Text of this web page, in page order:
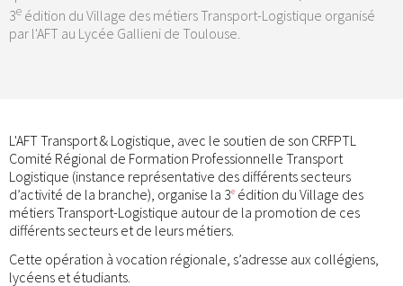
3e édition du Village des métiers Transport-Logistique organisé
par l'AFT au Lycée Gallieni de Toulouse.
L'AFT Transport & Logistique, avec le soutien de son CRFPTL
Comité Régional de Formation Professionnelle Transport
Logistique (instance représentative des différents secteurs
d’activité de la branche), organise la 3e édition du Village des
métiers Transport-Logistique autour de la promotion de ces
différents secteurs et de leurs métiers.
Cette opération à vocation régionale, s’adresse aux collégiens,
lycéens et étudiants.